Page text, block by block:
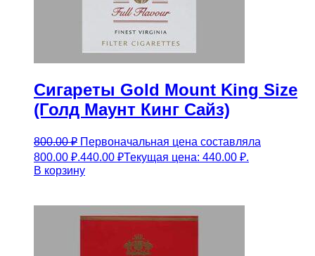
Сигареты Gold Mount King Size
(Голд Маунт Кинг Сайз)
800.00₽ Первоначальная цена составляла
800.00 ₽.440.00 ₽Текущая цена: 440.00 ₽.
В корзину